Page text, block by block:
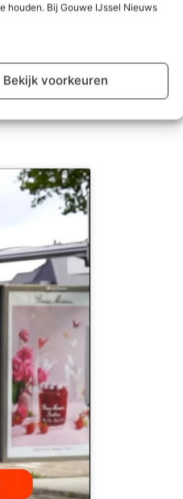
houden. Bij Gouwe IJssel Nieuws
Bekijk voorkeuren
de
iedereen
het
van elkaar